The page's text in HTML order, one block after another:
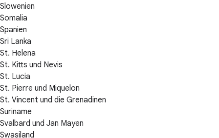
Slowenien
Somalia
Spanien
Sri Lanka
St. Helena
St. Kitts und Nevis
St. Lucia
St. Pierre und Miquelon
St. Vincent und die Grenadinen
Suriname
Svalbard und Jan Mayen
Swasiland